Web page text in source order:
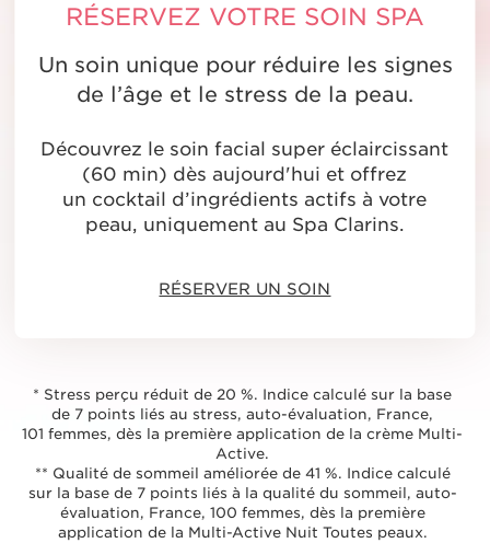
RÉSERVEZ VOTRE SOIN SPA
Un soin unique pour réduire les signes
de l’âge et le stress de la peau.
Découvrez le soin facial super éclaircissant
(60 min) dès aujourd'hui et offrez
un cocktail d’ingrédients actifs à votre
peau, uniquement au Spa Clarins.
RÉSERVER UN SOIN
* Stress perçu réduit de 20 %. Indice calculé sur la base
de 7 points liés au stress, auto-évaluation, France,
101 femmes, dès la première application de la crème Multi-
Active.
** Qualité de sommeil améliorée de 41 %. Indice calculé
sur la base de 7 points liés à la qualité du sommeil, auto-
évaluation, France, 100 femmes, dès la première
application de la Multi-Active Nuit Toutes peaux.